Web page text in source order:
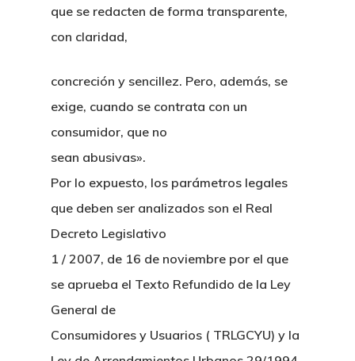
que se redacten de forma transparente,
con claridad,
concreción y sencillez. Pero, además, se
exige, cuando se contrata con un
consumidor, que no
sean abusivas».
Por lo expuesto, los parámetros legales
que deben ser analizados son el Real
Decreto Legislativo
1 / 2007, de 16 de noviembre por el que
se aprueba el Texto Refundido de la Ley
General de
Consumidores y Usuarios ( TRLGCYU) y la